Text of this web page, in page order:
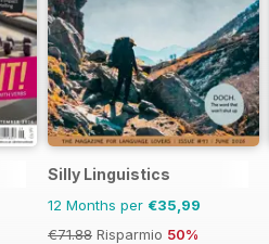
Silly Linguistics
12 Months per €35,99
€71.88 Risparmio 50%